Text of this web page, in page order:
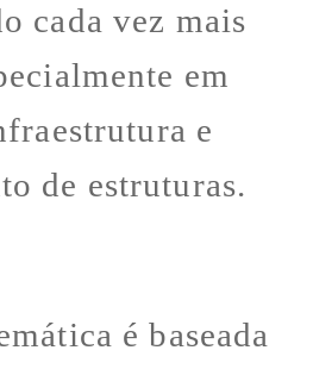
cada vez mais
em
e
de estruturas.
é baseada